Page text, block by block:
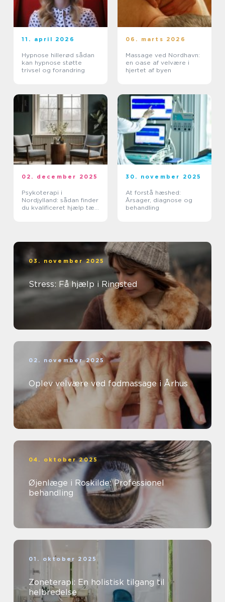
11. april 2026
Hypnose hillerød sådan
kan hypnose støtte
trivsel og forandring
06. marts 2026
Massage ved Nordhavn:
en oase af velvære i
hjertet af byen
02. december 2025
Psykoterapi i
Nordjylland: sådan finder
du kvalificeret hjælp tæt
30. november 2025
At forstå hæshed:
Årsager, diagnose og
behandling
03. november 2025
Stress: Få hjælp i Ringsted
02. november 2025
Oplev velvære ved fodmassage i Århus
04. oktober 2025
Øjenlæge i Roskilde: Professionel
behandling
01. oktober 2025
Zoneterapi: En holistisk tilgang til
helbredelse